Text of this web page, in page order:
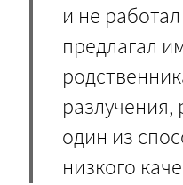
и не
предлагал
разлучения,
один из
низкого